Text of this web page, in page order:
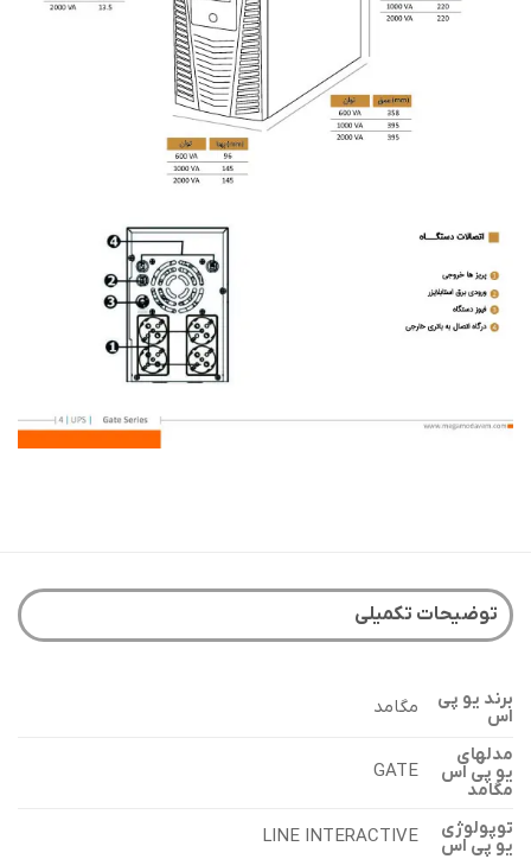
توضیحات تکمیلی
برند یو پی
اس مگامد
مدلهای
یو پی اس
مگامد
GATE
توپولوژی
یو پی اس LINE INTERACTIVE